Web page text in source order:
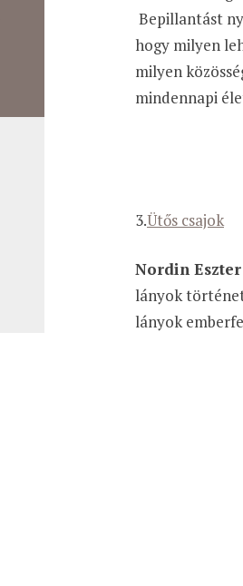
Bepillantást
hogy milyen
milyen
mindennapi
3.Ütős csajok
Nordin Eszter
lányok
lányok